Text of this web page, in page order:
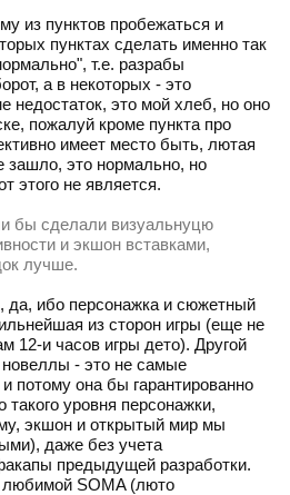
из пунктов пробежаться и
пунктах сделать именно так
т.е. разрабы
а в некоторых - это
недостаток, это мой хлеб, но оно
пожалуй кроме пункта про
имеет место быть, лютая
зашло, это нормально, но
этого не является.
бы сделали визуальнуцю
и экшон вставками,
лучше.
ибо персонажка и сюжетный
из сторон игры (еще не
12-и часов игры дето). Другой
- это не самые
потому она бы гарантированно
такого уровня персонажки,
экшон и открытый мир мы
даже без учета
предыдущей разработки.
SOMA (люто